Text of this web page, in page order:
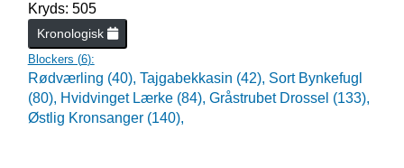
Kryds: 505
Kronologisk
Blockers (6):
Rødværling (40), Tajgabekkasin (42), Sort Bynkefugl
(80), Hvidvinget Lærke (84), Gråstrubet Drossel (133),
Østlig Kronsanger (140),